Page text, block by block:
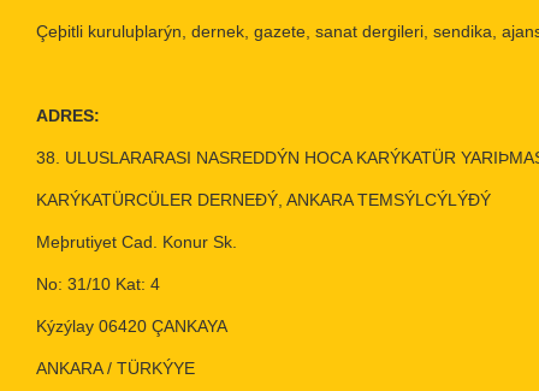
Çeþitli kuruluþlarýn, dernek, gazete, sanat dergileri, sendika,
ADRES:
38. ULUSLARARASI NASREDDÝN HOCA KARÝKATÜR
KARÝKATÜRCÜLER DERNEÐÝ, ANKARA TEMSÝLCÝLÝÐÝ
Meþrutiyet Cad. Konur Sk.
No: 31/10 Kat: 4
Kýzýlay 06420 ÇANKAYA
ANKARA / TÜRKÝYE